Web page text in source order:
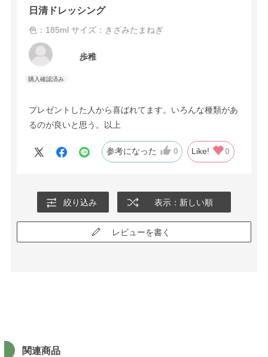
日清ドレッシング
色：185ml サイズ：きざみたまねぎ
歩稚
プレゼントした人から喜ばれてます。いろんな種類があ
るのが良いと思う。以上
参考になった 0 Like! 0
絞り込み 表示：新しい順
レビューを書く
関連商品